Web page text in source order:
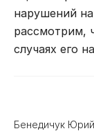
нарушений
рассмотрим,
случаях его
Бенедичук Юрий